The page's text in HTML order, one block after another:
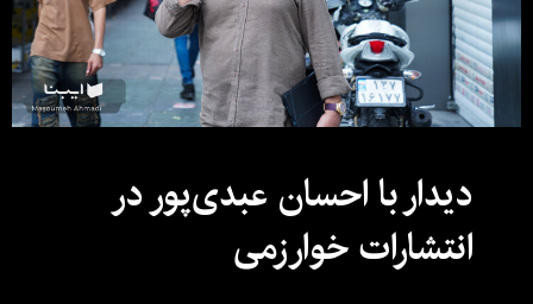
دیدار با احسان عبدی‌پور در
انتشارات خوارزمی